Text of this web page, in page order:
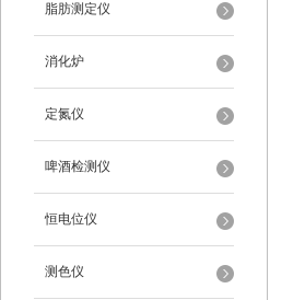
脂肪测定仪
消化炉
定氮仪
啤酒检测仪
恒电位仪
测色仪